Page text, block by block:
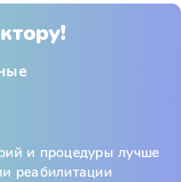
и процедуры лучше
реабилитации